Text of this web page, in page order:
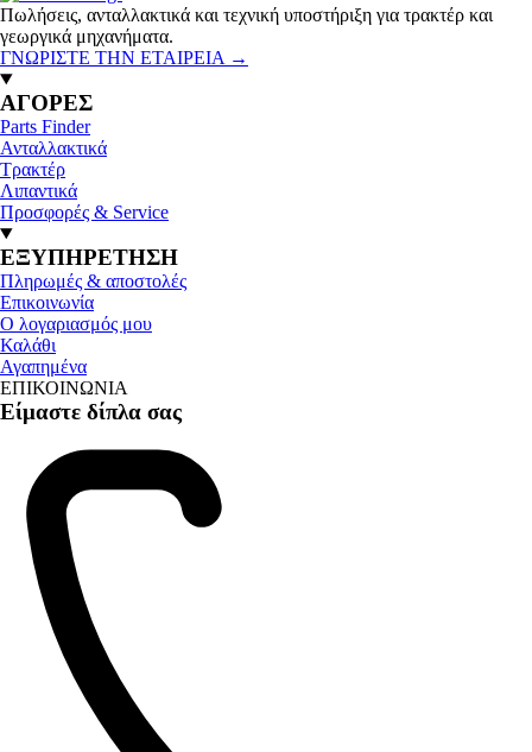
Πωλήσεις, ανταλλακτικά και τεχνική υποστήριξη για τρακτέρ και
γεωργικά μηχανήματα.
ΓΝΩΡΙΣΤΕ ΤΗΝ ΕΤΑΙΡΕΙΑ →
ΑΓΟΡΕΣ
Parts Finder
Ανταλλακτικά
Τρακτέρ
Λιπαντικά
Προσφορές & Service
ΕΞΥΠΗΡΕΤΗΣΗ
Πληρωμές & αποστολές
Επικοινωνία
Ο λογαριασμός μου
Καλάθι
Αγαπημένα
ΕΠΙΚΟΙΝΩΝΙΑ
Είμαστε δίπλα σας